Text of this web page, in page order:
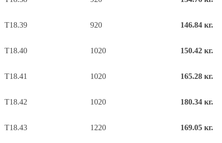
Т18.39 920 146.84 кг.
Т18.40 1020 150.42 кг.
Т18.41 1020 165.28 кг.
Т18.42 1020 180.34 кг.
Т18.43 1220 169.05 кг.